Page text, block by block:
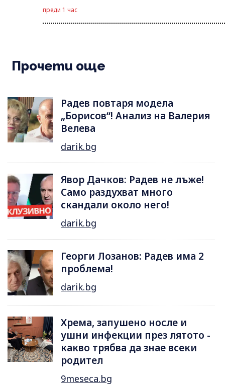
преди 1 час
Прочети още
Радев повтаря модела
„Борисов“! Анализ на Валерия
Велева
darik.bg
Явор Дачков: Радев не лъже!
Само раздухват много
скандали около него!
darik.bg
Георги Лозанов: Радев има 2
проблема!
darik.bg
Хрема, запушено носле и
ушни инфекции през лятотo -
какво трябва да знае всеки
родител
9meseca.bg